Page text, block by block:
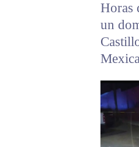
Horas
un